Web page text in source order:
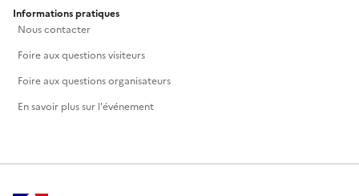
Informations pratiques
Nous contacter
Foire aux questions visiteurs
Foire aux questions organisateurs
En savoir plus sur l'événement